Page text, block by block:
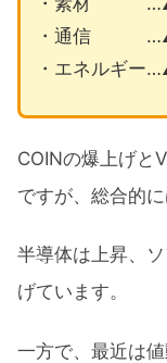
・通信
・エネルギー
COINの爆上げと
ですが、総合的
半導体は上昇、
げています。
一方で、最近は